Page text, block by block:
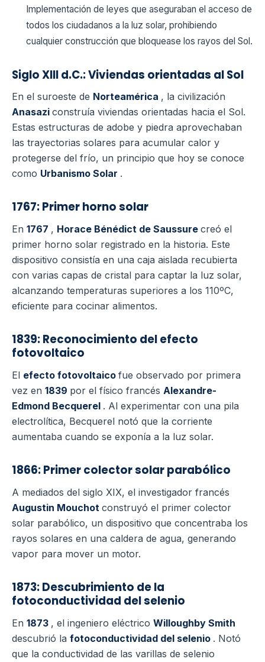
Implementación de leyes que aseguraban el acceso de
todos los ciudadanos a la luz solar, prohibiendo
cualquier construcción que bloquease los rayos del Sol.
Siglo XIII d.C.: Viviendas orientadas al Sol
En el suroeste de Norteamérica , la civilización
Anasazi construía viviendas orientadas hacia el Sol.
Estas estructuras de adobe y piedra aprovechaban
las trayectorias solares para acumular calor y
protegerse del frío, un principio que hoy se conoce
como Urbanismo Solar .
1767: Primer horno solar
En 1767 , Horace Bénédict de Saussure creó el
primer horno solar registrado en la historia. Este
dispositivo consistía en una caja aislada recubierta
con varias capas de cristal para captar la luz solar,
alcanzando temperaturas superiores a los 110ºC,
eficiente para cocinar alimentos.
1839: Reconocimiento del efecto
fotovoltaico
El efecto fotovoltaico fue observado por primera
vez en 1839 por el físico francés Alexandre-
Edmond Becquerel . Al experimentar con una pila
electrolítica, Becquerel notó que la corriente
aumentaba cuando se exponía a la luz solar.
1866: Primer colector solar parabólico
A mediados del siglo XIX, el investigador francés
Augustin Mouchot construyó el primer colector
solar parabólico, un dispositivo que concentraba los
rayos solares en una caldera de agua, generando
vapor para mover un motor.
1873: Descubrimiento de la
fotoconductividad del selenio
En 1873 , el ingeniero eléctrico Willoughby Smith
descubrió la fotoconductividad del selenio . Notó
que la conductividad de las varillas de selenio